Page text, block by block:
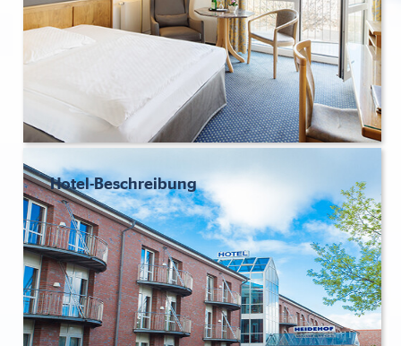
Hotel-Beschreibung